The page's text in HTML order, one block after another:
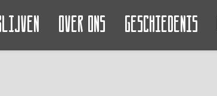
Over ons Geschiedenis